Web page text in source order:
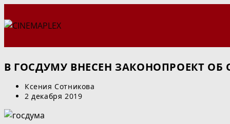
к
В ГОСДУМУ ВНЕСЕН ЗАКОНОПРОЕКТ
Автор
записи:
Ксения Сотникова
Запись
2 декабря 2019